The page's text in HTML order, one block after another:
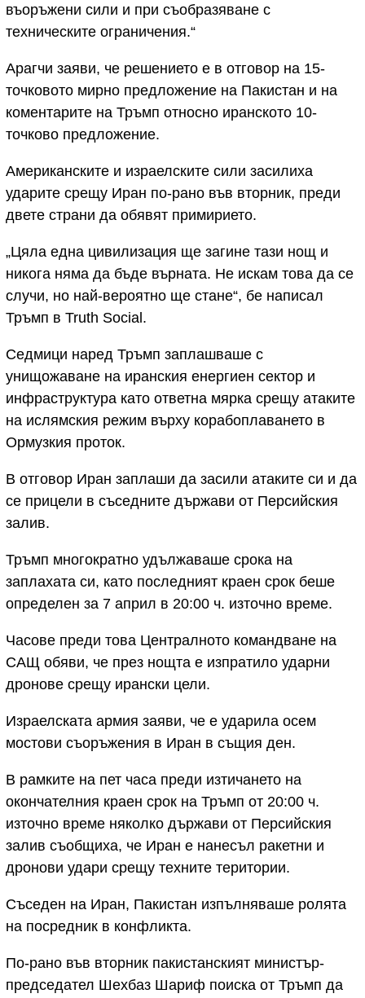
въоръжени сили и при съобразяване с
техническите ограничения.“
Арагчи заяви, че решението е в отговор на 15-
точковото мирно предложение на Пакистан и на
коментарите на Тръмп относно иранското 10-
точково предложение.
Американските и израелските сили засилиха
ударите срещу Иран по-рано във вторник, преди
двете страни да обявят примирието.
„Цяла една цивилизация ще загине тази нощ и
никога няма да бъде върната. Не искам това да се
случи, но най-вероятно ще стане“, бе написал
Тръмп в Truth Social.
Седмици наред Тръмп заплашваше с
унищожаване на иранския енергиен сектор и
инфраструктура като ответна мярка срещу атаките
на ислямския режим върху корабоплаването в
Ормузкия проток.
В отговор Иран заплаши да засили атаките си и да
се прицели в съседните държави от Персийския
залив.
Тръмп многократно удължаваше срока на
заплахата си, като последният краен срок беше
определен за 7 април в 20:00 ч. източно време.
Часове преди това Централното командване на
САЩ обяви, че през нощта е изпратило ударни
дронове срещу ирански цели.
Израелската армия заяви, че е ударила осем
мостови съоръжения в Иран в същия ден.
В рамките на пет часа преди изтичането на
окончателния краен срок на Тръмп от 20:00 ч.
източно време няколко държави от Персийския
залив съобщиха, че Иран е нанесъл ракетни и
дронови удари срещу техните територии.
Съседен на Иран, Пакистан изпълняваше ролята
на посредник в конфликта.
По-рано във вторник пакистанският министър-
председател Шехбаз Шариф поиска от Тръмп да